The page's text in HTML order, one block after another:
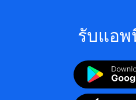
รับแอพ